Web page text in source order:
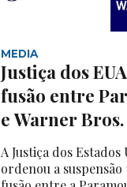
MEDIA
Justiça dos
fusão entre
e Warner Bros.
A Justiça dos Estados
ordenou a